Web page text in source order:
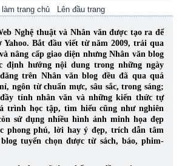
trang chủ Lên đầu trang
Nghệ thuật và Nhân văn được tạo ra để
Yahoo. Bắt đầu viết từ năm 2009, trải qua
nâng cấp giao diện nhưng Nhân văn blog
định hướng nội dung trong những ngày
trên Nhân văn blog đều đã qua quá
ngôn từ chuẩn mực, sâu sắc, trong sáng;
tính nhân văn và những kiến thức tự
trình học tập, tìm hiểu cũng như nghiên
sử dụng nhiều hình ảnh minh họa đẹp
phong phú, lời hay ý đẹp, trích dẫn tâm
tuyển chọn được từ sách, báo, phim-